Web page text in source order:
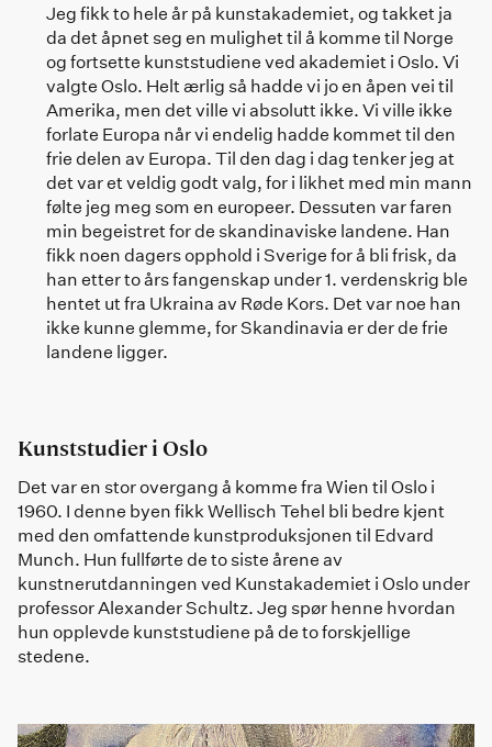
Jeg fikk to hele år på kunstakademiet, og takket ja
da det åpnet seg en mulighet til å komme til Norge
og fortsette kunststudiene ved akademiet i Oslo. Vi
valgte Oslo. Helt ærlig så hadde vi jo en åpen vei til
Amerika, men det ville vi absolutt ikke. Vi ville ikke
forlate Europa når vi endelig hadde kommet til den
frie delen av Europa. Til den dag i dag tenker jeg at
det var et veldig godt valg, for i likhet med min mann
følte jeg meg som en europeer. Dessuten var faren
min begeistret for de skandinaviske landene. Han
fikk noen dagers opphold i Sverige for å bli frisk, da
han etter to års fangenskap under 1. verdenskrig ble
hentet ut fra Ukraina av Røde Kors. Det var noe han
ikke kunne glemme, for Skandinavia er der de frie
landene ligger.
Kunststudier i Oslo
Det var en stor overgang å komme fra Wien til Oslo i
1960. I denne byen fikk Wellisch Tehel bli bedre kjent
med den omfattende kunstproduksjonen til Edvard
Munch. Hun fullførte de to siste årene av
kunstnerutdanningen ved Kunstakademiet i Oslo under
professor Alexander Schultz. Jeg spør henne hvordan
hun opplevde kunststudiene på de to forskjellige
stedene.